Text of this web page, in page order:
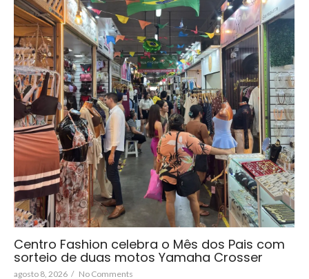
Centro Fashion celebra o Mês dos Pais com
sorteio de duas motos Yamaha Crosser
agosto 8, 2026 / No Comments